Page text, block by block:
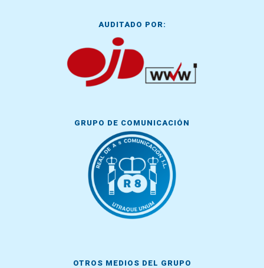
AUDITADO POR:
GRUPO DE COMUNICACIÓN
OTROS MEDIOS DEL GRUPO